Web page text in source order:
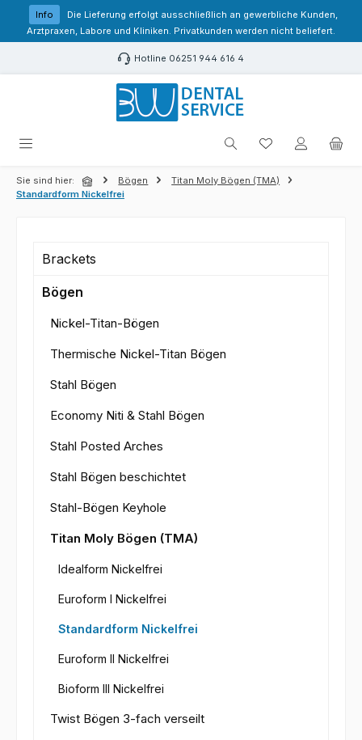
Zum Hauptinhalt springen
Info
Die Lieferung erfolgt ausschließlich an gewerbliche Kunden,
Arztpraxen, Labore und Kliniken. Privatkunden werden nicht beliefert.
Hotline 06251 944 616 4
Du hast 0
Sie sind hier: Bögen
Titan Moly Bögen (TMA)
Standardform Nickelfrei
Brackets
Bögen
Nickel-Titan-Bögen
Thermische Nickel-Titan Bögen
Stahl Bögen
Economy Niti & Stahl Bögen
Stahl Posted Arches
Stahl Bögen beschichtet
Stahl-Bögen Keyhole
Titan Moly Bögen (TMA)
Idealform Nickelfrei
Euroform I Nickelfrei
Standardform Nickelfrei
Euroform II Nickelfrei
Bioform III Nickelfrei
Twist Bögen 3-fach verseilt